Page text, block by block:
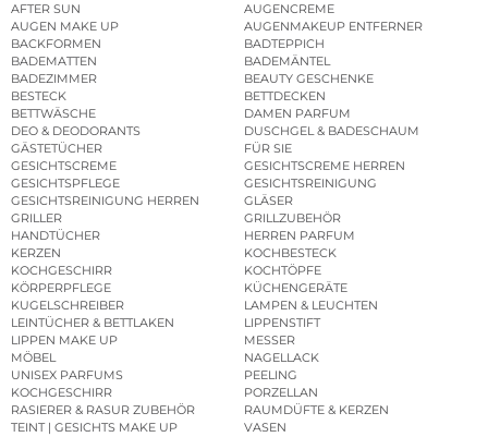
AFTER SUN
AUGENCREME
AUGEN MAKE UP
AUGENMAKEUP ENTFERNER
BACKFORMEN
BADTEPPICH
BADEMATTEN
BADEMÄNTEL
BADEZIMMER
BEAUTY GESCHENKE
BESTECK
BETTDECKEN
BETTWÄSCHE
DAMEN PARFUM
DEO & DEODORANTS
DUSCHGEL & BADESCHAUM
GÄSTETÜCHER
FÜR SIE
GESICHTSCREME
GESICHTSCREME HERREN
GESICHTSPFLEGE
GESICHTSREINIGUNG
GESICHTSREINIGUNG HERREN
GLÄSER
GRILLER
GRILLZUBEHÖR
HANDTÜCHER
HERREN PARFUM
KERZEN
KOCHBESTECK
KOCHGESCHIRR
KOCHTÖPFE
KÖRPERPFLEGE
KÜCHENGERÄTE
KUGELSCHREIBER
LAMPEN & LEUCHTEN
LEINTÜCHER & BETTLAKEN
LIPPENSTIFT
LIPPEN MAKE UP
MESSER
MÖBEL
NAGELLACK
UNISEX PARFUMS
PEELING
KOCHGESCHIRR
PORZELLAN
RASIERER & RASUR ZUBEHÖR
RAUMDÜFTE & KERZEN
TEINT | GESICHTS MAKE UP
VASEN